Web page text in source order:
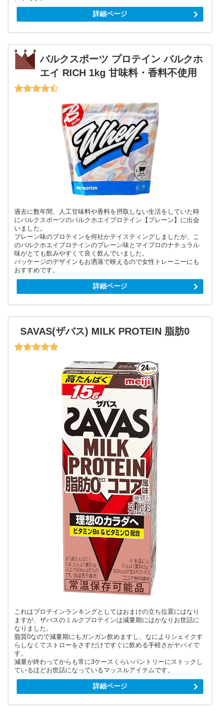
詳細ページ
バルクスポーツ プロテイン バルクホ
エイ RICH 1kg 甘味料・香料不使用
過去に数年間、人工甘味料や香料を摂取しない生活をしていた時
にバルクスポーツのバルクホエイプロテイン【プレーン】に出会
いました。
プレーン味のプロテインを何社かテイスティングしましたが、こ
のバルクホエイプロテインのプレーン味とマイプロのナチュラル
味がとても飲みやすくて良く飲んでいました。
パッケージのデザインもお洒落で映えるので女性トレーニーにも
おすすめです。
詳細ページ
SAVAS(ザバス) MILK PROTEIN 脂肪0
これはプロテインランキングとしてはおまけの立ち位置にはなり
ますが、ザバスのミルクプロテインは減量期にはかなりお世話に
なりました。
脂質0なので減量期にもガンガン飲めますし、なによりシェイクす
らしなくてストローをさすだけですぐに飲める手軽さがヤバイで
す。
減量が終わってからも常に3ケースくらいパントリーにストックし
ているほどお世話になっているマッスルアイテムです。
詳細ページ